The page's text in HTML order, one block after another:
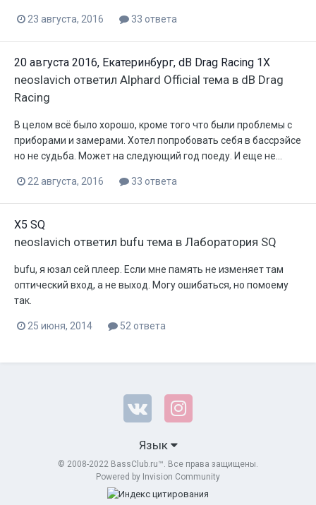
23 августа, 2016 33 ответа
20 августа 2016, Екатеринбург, dB Drag Racing 1X
neoslavich ответил Alphard Official тема в dB Drag
Racing
В целом всё было хорошо, кроме того что были проблемы с
приборами и замерами. Хотел попробовать себя в бассрэйсе
но не судьба. Может на следующий год поеду. И еще не...
22 августа, 2016 33 ответа
X5 SQ
neoslavich ответил bufu тема в Лаборатория SQ
bufu, я юзал сей плеер. Если мне память не изменяет там
оптический вход, а не выход. Могу ошибаться, но помоему
так.
25 июня, 2014 52 ответа
Язык
© 2008-2022 BassClub.ru™. Все права защищены.
Powered by Invision Community